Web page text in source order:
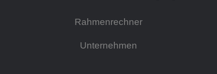
Rahmenrechner
Unternehmen